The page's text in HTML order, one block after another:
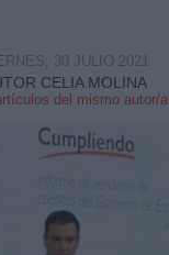
CELIA MOLINA
del mismo autor/a
30 JULIO 2021